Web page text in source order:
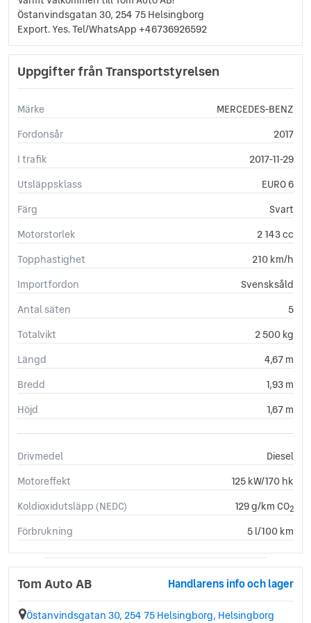
LED Strålkastare
Ljussensor
Mattor (textil)
Multifunktionsratt
Nödsamtal
Rails
Regnsensor
Sidoairbags
Sidokrockgardiner
Sminkspegel
Start-/stoppfunktion
Startspärr
Svensksåld
Sätesvärme (fram)
Tonade rutor
Trötthetsvarnare
USB-uttag
Yttertemperaturmätare
LED (halvljus)
Elstol förare
Elhissar (fram)
GPS
Elhissar (bak)
Motorvärmare
Centrallås
Parkeringssensorer (fram)
Dimljus fram
Airbag bak
GPS (i instrumentbrädan)
LED (helljus)
AUX-ingång
Apple CarPlay
Mattor (gummi)
Östanvindsgatan 30, 254 75 Helsingborg
Export. Yes. Tel/WhatsApp +46736926592
Uppgifter från Transportstyrelsen
Märke
MERCEDES-BENZ
Fordonsår
2017
I trafik
2017-11-29
Utsläppsklass
EURO 6
Färg
Svart
Motorstorlek
2 143 cc
Topphastighet
210 km/h
Importfordon
Svensksåld
Antal säten
5
Totalvikt
2 500 kg
Längd
4,67 m
Bredd
1,93 m
Höjd
1,67 m
Drivmedel
Diesel
Motoreffekt
125 kW/170 hk
Koldioxidutsläpp (NEDC)
129 g/km CO2
Förbrukning 5 l/100 km
Tom Auto AB Handlarens info och lager
Östanvindsgatan 30, 254 75 Helsingborg, Helsingborg